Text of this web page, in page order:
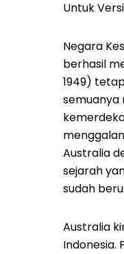
Untuk Versi
Negara
berhasil
1949)
semuanya
Australia
sejarah
sudah
Australia
Indonesia.